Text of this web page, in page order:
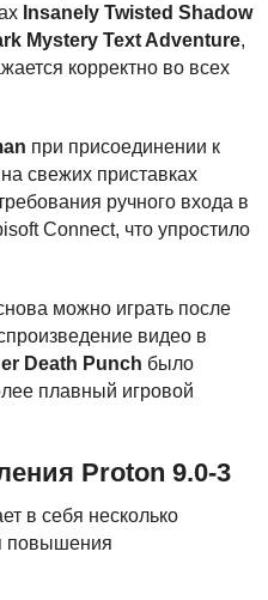
Insanely Twisted Shadow
Mystery Text Adventure,
корректно во всех
при присоединении к
на свежих приставках
ручного входа в
Connect, что упростило
можно играть после
видео в
Death Punch было
плавный игровой
Proton 9.0-3
в себя несколько
повышения